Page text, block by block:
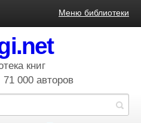
Меню библиотеки
книг
71 000 авторов